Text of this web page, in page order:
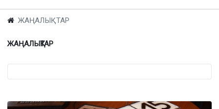
ЖАҢАЛЫҚТАР
ЖАҢАЛЫҚТАР